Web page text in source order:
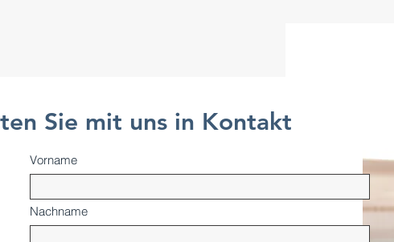
Sie mit uns in Kontakt
Vorname
Nachname